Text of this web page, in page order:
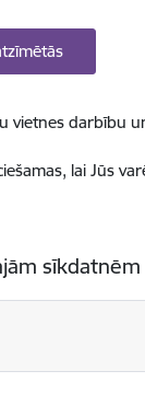
vietnes darbību
lai Jūs
sīkdatnēm